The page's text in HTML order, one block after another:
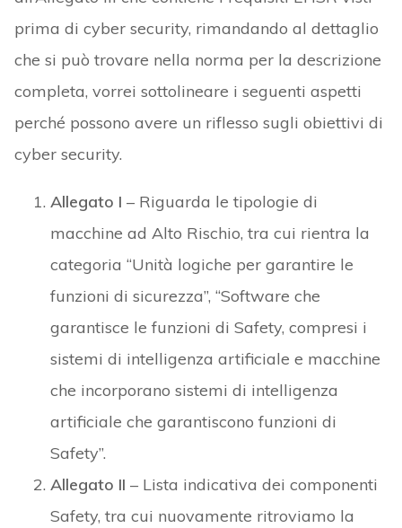
prima di cyber security, rimandando al dettaglio
che si può trovare nella norma per la descrizione
completa, vorrei sottolineare i seguenti aspetti
perché possono avere un riflesso sugli obiettivi di
cyber security.
Allegato I – Riguarda le tipologie di
macchine ad Alto Rischio, tra cui rientra la
categoria “Unità logiche per garantire le
funzioni di sicurezza”, “Software che
garantisce le funzioni di Safety, compresi i
sistemi di intelligenza artificiale e macchine
che incorporano sistemi di intelligenza
artificiale che garantiscono funzioni di
Safety”.
Allegato II – Lista indicativa dei componenti
Safety, tra cui nuovamente ritroviamo la